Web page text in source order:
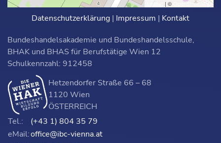
Recht
Volkswirtschaft
Politische Bildung und
Geschicht
1 1 1
Geografie
(Wirtschaftsgeografie)
Internationale
Wirtschafts- und
Kulturräume
Mathematik und
angewandte
Leaflet | © OpenStreetMap
Datenschutzerklärung | Impressum | Kontakt
Bundeshandelsakademie und Bundeshandelsschule,
BHAK und BHAS für Berufstätige Wien 12
Schulkennzahl: 912458
Hetzendorfer Straße 66 – 68
1120 Wien
ÖSTERREICH
Tel.:
(+43 1) 804 35 79
eMail:office@ibc-vienna.at